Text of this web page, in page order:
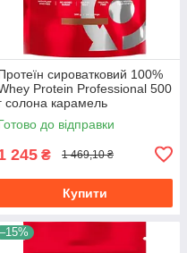
сироватковий 100%
Protein Professional 500
солона карамель
до відправки
245 ₴ 1 469,10 ₴
Купити
–15%